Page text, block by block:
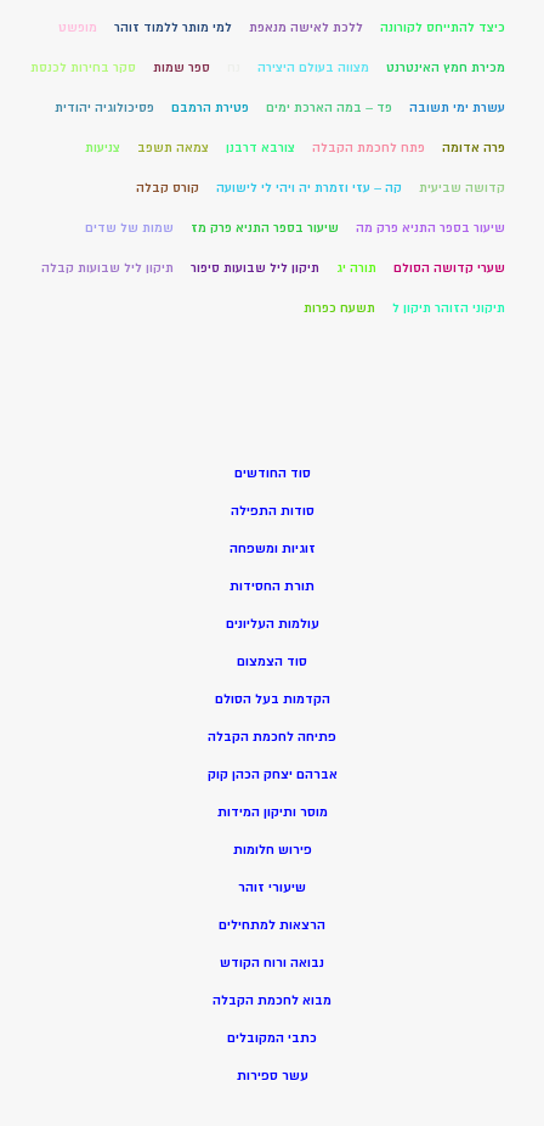
כיצד להתייחס לקורונה ללכת לאישה מנאפת למי מותר ללמוד זוהר מופשט
מכירת חמץ האינטרנט מצווה בעולם היצירה ספר שמות סקר בחירות לכנסת
עשרת ימי תשובה פד – במה הארכת ימים פטירת הרמבם פסיכולוגיה יהודית
פרה אדומה פתח לחכמת הקבלה צורבא דרבנן צמאה תשפב צניעות
קדושה שביעית קה – עזי וזמרת יה ויהי לי לישועה קורס קבלה
שיעור בספר התניא פרק מה שיעור בספר התניא פרק מז שמות של שדים
שערי קדושה הסולם תורה יג תיקון ליל שבועות סיפור תיקון ליל שבועות קבלה
תיקוני הזוהר תיקון ל תשעח כפרות
סוד החודשים
סודות התפילה
זוגיות ומשפחה
תורת החסידות
עולמות העליונים
סוד הצמצום
הקדמות בעל הסולם
פתיחה לחכמת הקבלה
אברהם יצחק הכהן קוק
מוסר ותיקון המידות
פירוש חלומות
שיעורי זוהר
הרצאות למתחילים
נבואה ורוח הקודש
מבוא לחכמת הקבלה
כתבי המקובלים
עשר ספירות